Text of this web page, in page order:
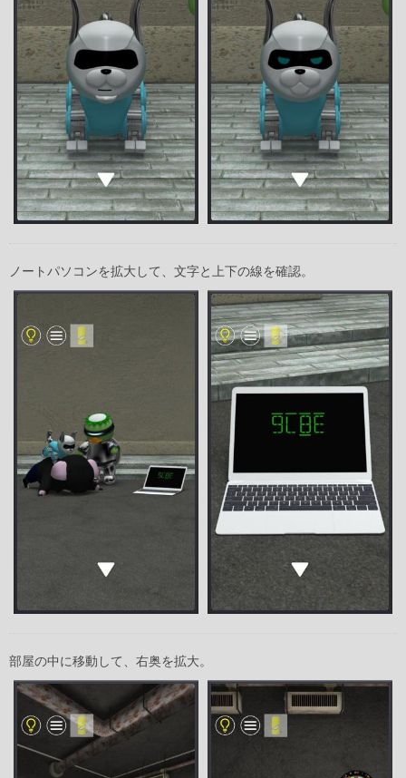
ノートパソコンを拡大して、文字と上下の線を確認。
部屋の中に移動して、右奥を拡大。